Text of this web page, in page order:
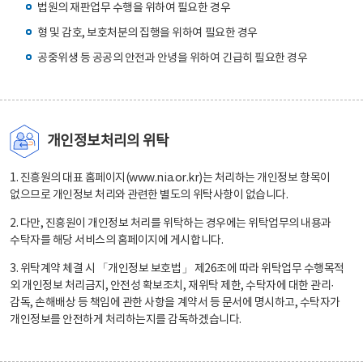
법원의 재판업무 수행을 위하여 필요한 경우
형 및 감호, 보호처분의 집행을 위하여 필요한 경우
공중위생 등 공공의 안전과 안녕을 위하여 긴급히 필요한 경우
개인정보처리의 위탁
1. 진흥원의 대표 홈페이지(www.nia.or.kr)는 처리하는 개인정보 항목이
없으므로 개인정보 처리와 관련한 별도의 위탁사항이 없습니다.
2. 다만, 진흥원이 개인정보 처리를 위탁하는 경우에는 위탁업무의 내용과
수탁자를 해당 서비스의 홈페이지에 게시합니다.
3. 위탁계약 체결 시 「개인정보 보호법」 제26조에 따라 위탁업무 수행목적
외 개인정보 처리금지, 안전성 확보조치, 재위탁 제한, 수탁자에 대한 관리·
감독, 손해배상 등 책임에 관한 사항을 계약서 등 문서에 명시하고, 수탁자가
개인정보를 안전하게 처리하는지를 감독하겠습니다.